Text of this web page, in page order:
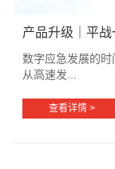
产品升级｜平
数字应急发展的
从高速发...
查看详情 >